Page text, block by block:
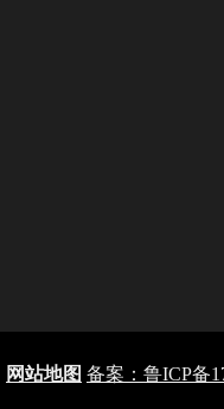
网站地图 备案：鲁ICP备